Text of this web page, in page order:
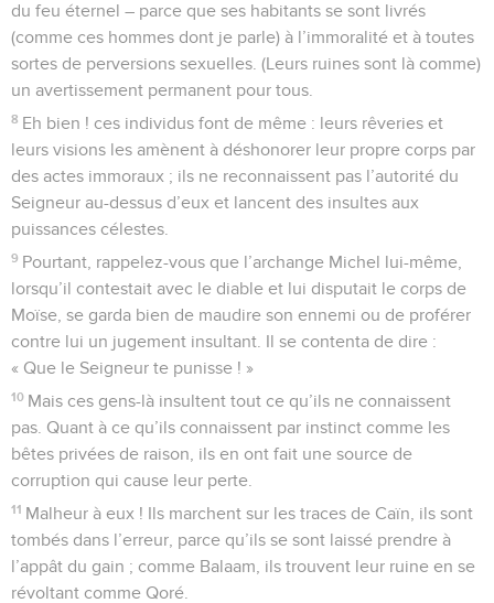
du feu éternel – parce que ses habitants se sont livrés
(comme ces hommes dont je parle) à l’immoralité et à toutes
sortes de perversions sexuelles. (Leurs ruines sont là comme)
un avertissement permanent pour tous.
8 Eh bien ! ces individus font de même : leurs rêveries et
leurs visions les amènent à déshonorer leur propre corps par
des actes immoraux ; ils ne reconnaissent pas l’autorité du
Seigneur au-dessus d’eux et lancent des insultes aux
puissances célestes.
9 Pourtant, rappelez-vous que l’archange Michel lui-même,
lorsqu’il contestait avec le diable et lui disputait le corps de
Moïse, se garda bien de maudire son ennemi ou de proférer
contre lui un jugement insultant. Il se contenta de dire :
« Que le Seigneur te punisse ! »
10 Mais ces gens-là insultent tout ce qu’ils ne connaissent
pas. Quant à ce qu’ils connaissent par instinct comme les
bêtes privées de raison, ils en ont fait une source de
corruption qui cause leur perte.
11 Malheur à eux ! Ils marchent sur les traces de Caïn, ils sont
tombés dans l’erreur, parce qu’ils se sont laissé prendre à
l’appât du gain ; comme Balaam, ils trouvent leur ruine en se
révoltant comme Qoré.